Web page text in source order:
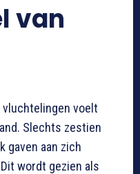
van
vluchtelingen voelt
Slechts zestien
gaven aan zich
wordt gezien als